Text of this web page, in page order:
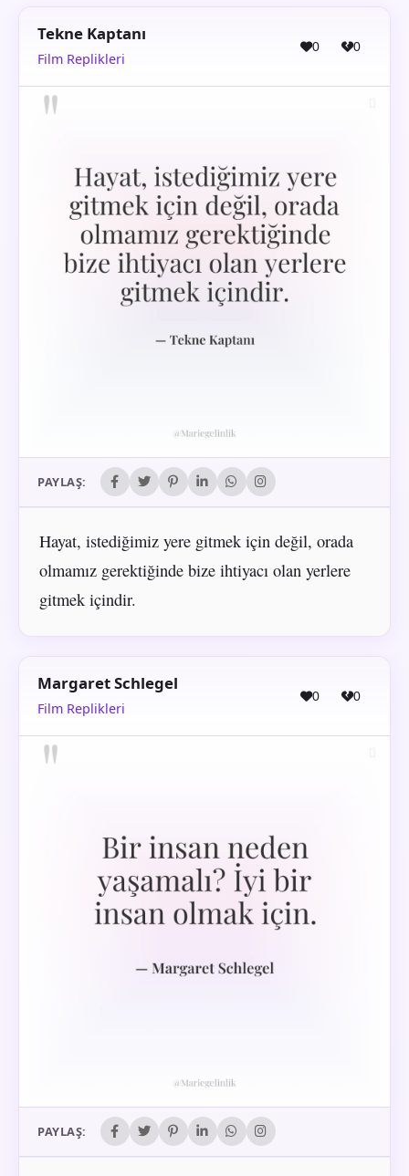
Tekne Kaptanı
Film Replikleri
0 0
PAYLAŞ:
Hayat, istediğimiz yere gitmek için değil, orada
olmamız gerektiğinde bize ihtiyacı olan yerlere
gitmek içindir.
Margaret Schlegel
Film Replikleri
0 0
PAYLAŞ: